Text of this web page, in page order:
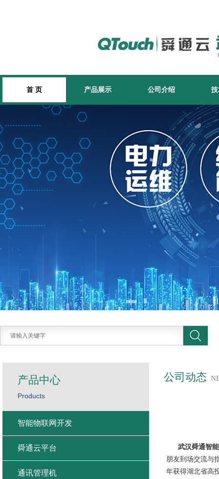
首 页 产品展示 公司介绍
公司动态
武汉舜通智能
朋友到场交流与
年获得湖北省高
产品中心
Products
智能物联网开发
舜通云平台
通讯管理机